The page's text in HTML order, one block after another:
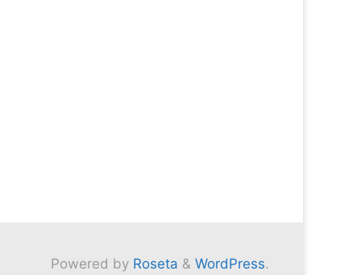
Powered byRoseta & WordPress.